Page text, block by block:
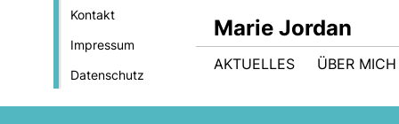
Kontakt
Impressum
Datenschutz
Marie Jordan
AKTUELLES ÜBER MICH